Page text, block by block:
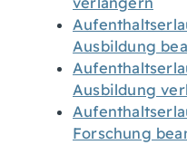
Ausbildung
Ausbildung
Forschung